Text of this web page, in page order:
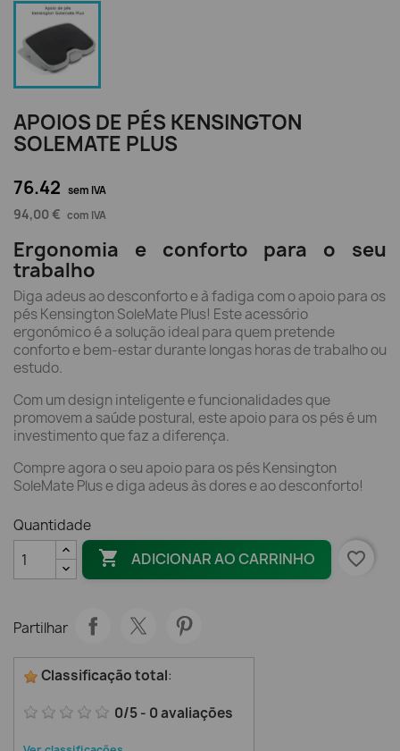
APOIOS DE PÉS KENSINGTON
SOLEMATE PLUS
76.42 sem IVA
94,00 € com IVA
Ergonomia e conforto para o seu
trabalho
Diga adeus ao desconforto e à fadiga com o apoio para os
pés Kensington SoleMate Plus! Este acessório
ergonómico é a solução ideal para quem pretende
conforto e bem-estar durante longas horas de trabalho ou
estudo.
Com um design inteligente e funcionalidades que
promovem a saúde postural, este apoio para os pés é um
investimento que faz a diferença.
Compre agora o seu apoio para os pés Kensington
SoleMate Plus e diga adeus às dores e ao desconforto!
Quantidade
 ADICIONAR AO CARRINHO favorite_border
Partilhar
Classificação total:
0/5- 0avaliações